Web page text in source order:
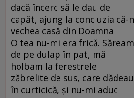
dacă încerc să le dau de
capăt, ajung la concluzia că-n
vechea casă din Doamna
Oltea nu-mi era frică. Săream
de pe dulap în pat, mă
holbam la ferestrele
zăbrelite de sus, care dădeau
în curticică, şi nu-mi aduc